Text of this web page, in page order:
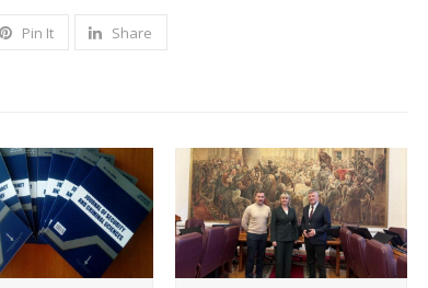
Pin It Share